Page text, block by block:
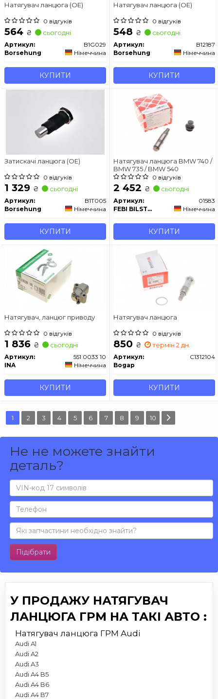
Натягувач ланцюга (OE)
0 відгуків
564 ₴ сьогодні
Артикул:
B1G029
Borsehung
Німеччина
КУПИТИ
Натягувач ланцюга (OE)
0 відгуків
548 ₴ сьогодні
Артикул:
B12187
Borsehung
Німеччина
КУПИТИ
Затискачі ланцюга (OE)
0 відгуків
1 329 ₴ сьогодні
Артикул:
B1T005
Borsehung
Німеччина
КУПИТИ
Натягувач ланцюга BMW 740 /
BMW 735 / BMW 540
0 відгуків
2 452 ₴ сьогодні
Артикул:
01583
FEBI BILSTEIN
Німеччина
КУПИТИ
Натягувач, ланцюг приводу
0 відгуків
1 836 ₴ сьогодні
Артикул:
551 0033 10
INA
Німеччина
КУПИТИ
Натягувач ланцюга
0 відгуків
850 ₴ термін 2 дн.
Артикул:
C1312104
Bogap
КУПИТИ
1 2 3 4 5 6 7 8 9 10
Не не можете знайти
деталь?
Підібрати
У ПРОДАЖУ НАТЯГУВАЧ
ЛАНЦЮГА ГРМ НА ТАКІ АВТО :
Натягувач ланцюга ГРМ Audi
Audi A1
Audi A2
Audi A3
Audi A4 B5
Audi A4 B6
Audi A4 B7